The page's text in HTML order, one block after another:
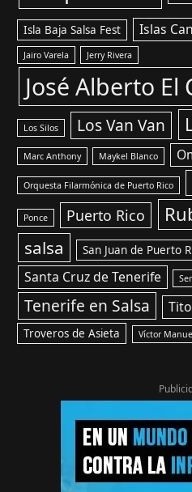
Isla Baja Salsa Fest Islas
Jairo Varela Jerry Rivera
José Alberto El
Los Silos Los Van Van
Marc Anthony Maykel Blanco
Orquesta Filarmónica de Puerto Rico
Ponce Puerto Rico
salsa San Juan de Puerto
Santa Cruz de Tenerife
Tenerife en Salsa
Troveros de Asieta Víctor